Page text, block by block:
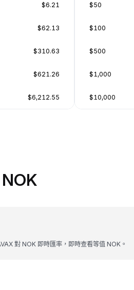
$6.21
$62.13
$310.63
$621.26
$6,212.55
$50
$100
$500
$1,000
$10,000
對 NOK 即時匯率，即時查看等值 NOK。